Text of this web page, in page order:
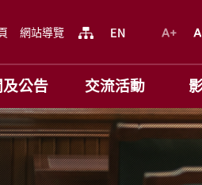
網站導覽
公告 交流活動